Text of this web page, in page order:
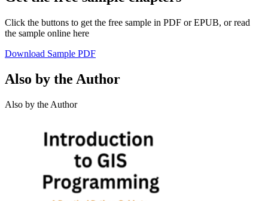
Click the buttons to get the free sample in PDF or EPUB, or read
the sample online here
Download Sample PDF
Also by the Author
Also by the Author